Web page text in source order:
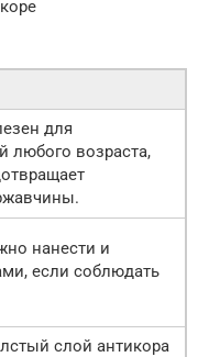
для
любого возраста,
нанести и
если соблюдать
слой антикора